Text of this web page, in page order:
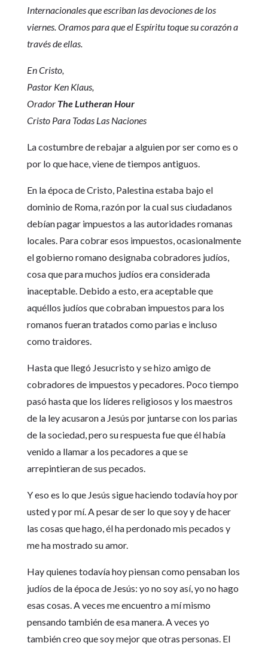
Internacionales que escriban las devociones de los
viernes. Oramos para que el Espíritu toque su corazón a
través de ellas.
En Cristo,
Pastor Ken Klaus,
Orador The Lutheran Hour
Cristo Para Todas Las Naciones
La costumbre de rebajar a alguien por ser como es o
por lo que hace, viene de tiempos antiguos.
En la época de Cristo, Palestina estaba bajo el
dominio de Roma, razón por la cual sus ciudadanos
debían pagar impuestos a las autoridades romanas
locales. Para cobrar esos impuestos, ocasionalmente
el gobierno romano designaba cobradores judíos,
cosa que para muchos judíos era considerada
inaceptable. Debido a esto, era aceptable que
aquéllos judíos que cobraban impuestos para los
romanos fueran tratados como parias e incluso
como traidores.
Hasta que llegó Jesucristo y se hizo amigo de
cobradores de impuestos y pecadores. Poco tiempo
pasó hasta que los líderes religiosos y los maestros
de la ley acusaron a Jesús por juntarse con los parias
de la sociedad, pero su respuesta fue que él había
venido a llamar a los pecadores a que se
arrepintieran de sus pecados.
Y eso es lo que Jesús sigue haciendo todavía hoy por
usted y por mí. A pesar de ser lo que soy y de hacer
las cosas que hago, él ha perdonado mis pecados y
me ha mostrado su amor.
Hay quienes todavía hoy piensan como pensaban los
judíos de la época de Jesús: yo no soy así, yo no hago
esas cosas. A veces me encuentro a mí mismo
pensando también de esa manera. A veces yo
también creo que soy mejor que otras personas. El